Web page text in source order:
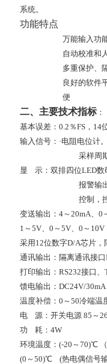
系统。
功能特点
万能输入功
自动校准和
多重保护、
良好的软件
便
二、 主要技术指标：
基本误差： 0.2 ％FS ， 14
输入信号：·电阻电位计
采样周
显
示： 双排四位LED
报警输
控制，
变送输出： 4～ 20mA、 0
1 ～5V、0～5V、0～10V
采用 12位数字D/A芯片，
通讯输出：隔离通讯接口
打印输出：RS232接口
馈电输出： DC24V/30mA
温度补偿： 0 ～50冷端温
电
源：开关电源 85 ～
功
耗： 4W
环境温度：(-20 ～ 70)℃
(0 ～50)℃ (热电偶信号